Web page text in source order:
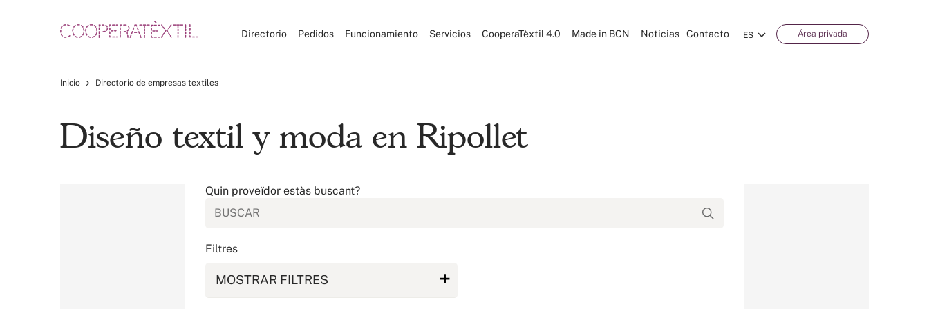
ES Área privada
Directorio Pedidos Funcionamiento Servicios CooperaTèxtil 4.0 Made in BCN Noticias Contacto
Inicio Directorio de empresas textiles
Diseño textil y moda en Ripollet
Quin proveïdor estàs buscant?
Filtres
MOSTRAR FILTRES